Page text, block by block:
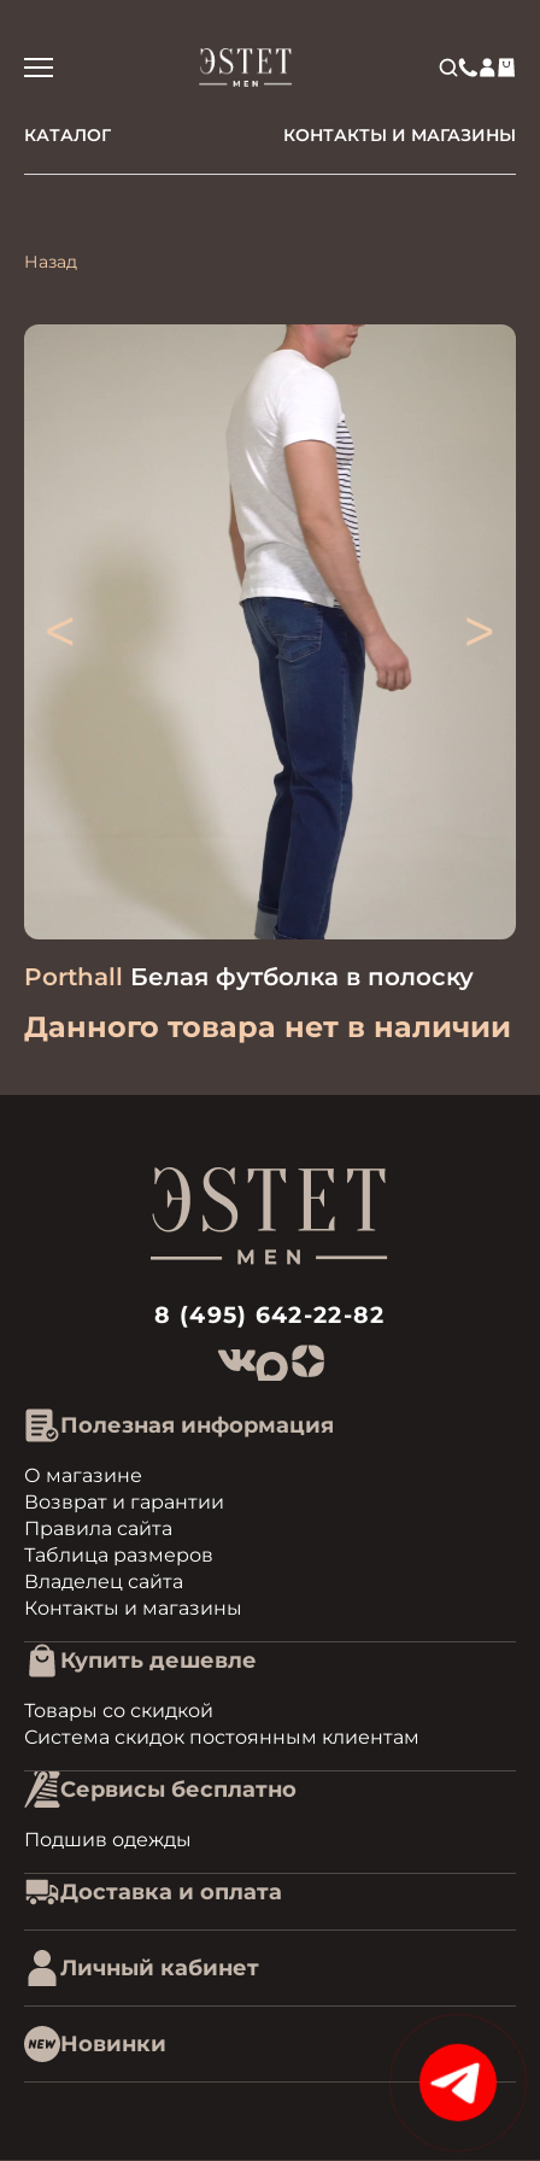
КАТАЛОГ КОНТАКТЫ И МАГАЗИНЫ
Назад
< >
Porthall Белая футболка в полоску
Данного товара нет в наличии
8 (495) 642-22-82
Полезная информация
О магазине
Возврат и гарантии
Правила сайта
Таблица размеров
Владелец сайта
Контакты и магазины
Купить дешевле
Товары со скидкой
Система скидок постоянным клиентам
Сервисы бесплатно
Подшив одежды
Доставка и оплата
Личный кабинет
Новинки
15%